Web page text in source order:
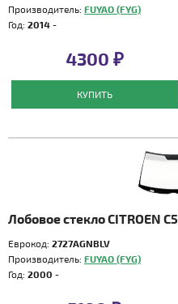
Производитель: FUYAO (FYG)
Год: 2014 -
4300 ₽
КУПИТЬ
Лобовое стекло CITROEN C5
Еврокод: 2727AGNBLV
Производитель: FUYAO (FYG)
Год: 2000 -